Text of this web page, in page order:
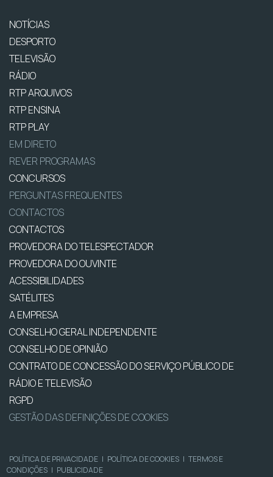
NOTÍCIAS
DESPORTO
TELEVISÃO
RÁDIO
RTP ARQUIVOS
RTP ENSINA
RTP PLAY
EM DIRETO
REVER PROGRAMAS
CONCURSOS
PERGUNTAS FREQUENTES
CONTACTOS
CONTACTOS
PROVEDORA DO TELESPECTADOR
PROVEDORA DO OUVINTE
ACESSIBILIDADES
SATÉLITES
A EMPRESA
CONSELHO GERAL INDEPENDENTE
CONSELHO DE OPINIÃO
CONTRATO DE CONCESSÃO DO SERVIÇO PÚBLICO DE
RÁDIO E TELEVISÃO
RGPD
GESTÃO DAS DEFINIÇÕES DE COOKIES
POLÍTICA DE PRIVACIDADE | POLÍTICA DE COOKIES | TERMOS E
CONDIÇÕES | PUBLICIDADE